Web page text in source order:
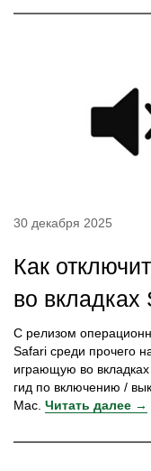
30 декабря 2025
Как
во вкладках
С релизом
Safari среди прочего
играющую во
гид по включению /
Mac. Читать далее →